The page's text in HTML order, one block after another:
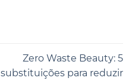
Zero Waste Beauty: 5
substituições para reduzir